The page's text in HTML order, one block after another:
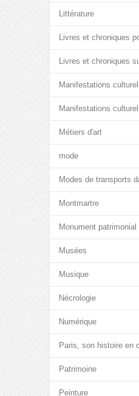
Littérature
Livres et chroniques
Livres et chroniques
Manifestations
Manifestations
Métiers d'art
mode
Modes de transports
Montmartre
Monument patrimonial
Musées
Musique
Nécrologie
Numérique
Paris, son histoire en
Patrimoine
Peinture